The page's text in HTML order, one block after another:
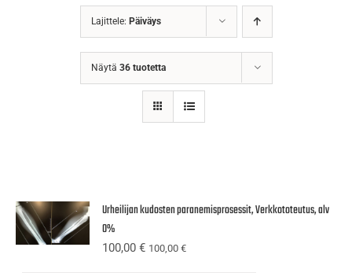
Lajittele: Päiväys
Näytä 36 tuotetta
Urheilijan kudosten paranemisprosessit, Verkkototeutus, alv
0%
100,00€ 100,00€